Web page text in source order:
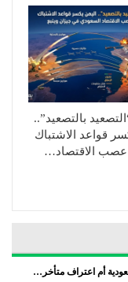
بالتصعيد”..
قواعد الاشتباك
الاقتصاد…
سعودية أم اعتراف متأخر…